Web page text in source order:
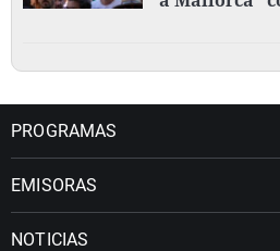
PROGRAMAS
EMISORAS
NOTICIAS